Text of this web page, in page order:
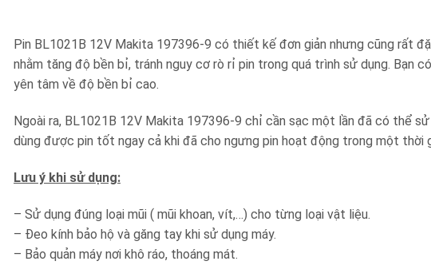
Pin BL1021B 12V Makita 197396-9 có thiết kế đơn giản nhưng cũng rất
nhằm tăng độ bền bỉ, tránh nguy cơ rò rỉ pin trong quá trình sử dụng. Bạn
yên tâm về độ bền bỉ cao.
Ngoài ra, BL1021B 12V Makita 197396-9 chỉ cần sạc một lần đã có thể
dùng được pin tốt ngay cả khi đã cho ngưng pin hoạt động trong một thời
Lưu ý khi sử dụng:
– Sử dụng đúng loại mũi ( mũi khoan, vít,…) cho từng loại vật liệu.
– Đeo kính bảo hộ và găng tay khi sử dụng máy.
– Bảo quản máy nơi khô ráo, thoáng mát.